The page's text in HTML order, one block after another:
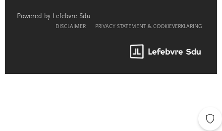
Powered by Lefebvre Sdu
DISCLAIMER PRIVACY STATEMENT & COOKIEVERKLARING